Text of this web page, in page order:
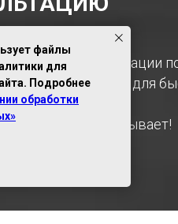
входит:
рекомендации
документов, для
чему вас НЕ обязывает!
файлы
для
Подробнее
обработки